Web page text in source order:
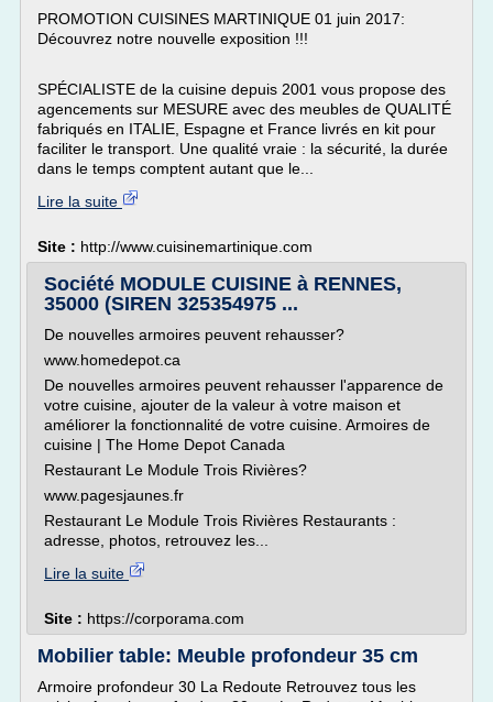
PROMOTION CUISINES MARTINIQUE 01 juin 2017:
Découvrez notre nouvelle exposition !!!
SPÉCIALISTE de la cuisine depuis 2001 vous propose des
agencements sur MESURE avec des meubles de QUALITÉ
fabriqués en ITALIE, Espagne et France livrés en kit pour
faciliter le transport. Une qualité vraie : la sécurité, la durée
dans le temps comptent autant que le...
Lire la suite
Site : http://www.cuisinemartinique.com
Société MODULE CUISINE à RENNES,
35000 (SIREN 325354975 ...
De nouvelles armoires peuvent rehausser?
www.homedepot.ca
De nouvelles armoires peuvent rehausser l'apparence de
votre cuisine, ajouter de la valeur à votre maison et
améliorer la fonctionnalité de votre cuisine. Armoires de
cuisine | The Home Depot Canada
Restaurant Le Module Trois Rivières?
www.pagesjaunes.fr
Restaurant Le Module Trois Rivières Restaurants :
adresse, photos, retrouvez les...
Lire la suite
Site : https://corporama.com
Mobilier table: Meuble profondeur 35 cm
Armoire profondeur 30 La Redoute Retrouvez tous les